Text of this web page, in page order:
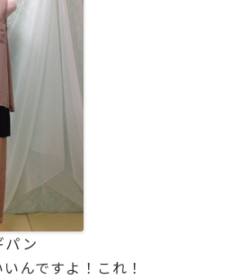
パン
んですよ！これ！